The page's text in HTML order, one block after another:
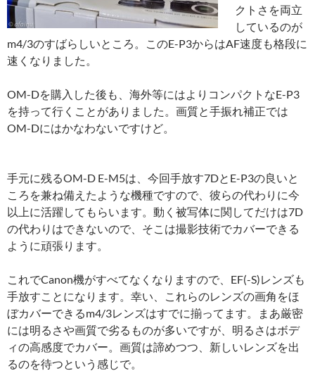
クトさを両立
しているのが
m4/3のすばらしいところ。このE-P3からはAF速度も格段に
速くなりました。
OM-Dを購入した後も、海外等にはよりコンパクトなE-P3
を持って行くことがありました。画質と手振れ補正では
OM-Dにはかなわないですけど。
手元に残るOM-D E-M5は、今回手放す7DとE-P3の良いと
ころを兼ね備えたような機種ですので、彼らの代わりに今
以上に活躍してもらいます。動く被写体に関してだけは7D
の代わりはできないので、そこは撮影技術でカバーできる
ように頑張ります。
これでCanon機がすべてなくなりますので、EF(-S)レンズも
手放すことになります。幸い、これらのレンズの画角をほ
ぼカバーできるm4/3レンズはすでに揃ってます。まあ厳密
には明るさや画質で劣るものが多いですが、明るさはボデ
ィの高感度でカバー。画質は諦めつつ、新しいレンズを出
るのを待つという感じで。